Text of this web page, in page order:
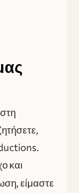
και
είμαστε